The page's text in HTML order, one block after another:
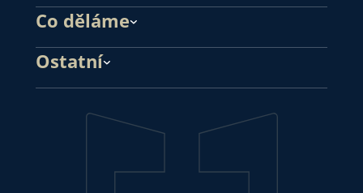
Co děláme
Ostatní